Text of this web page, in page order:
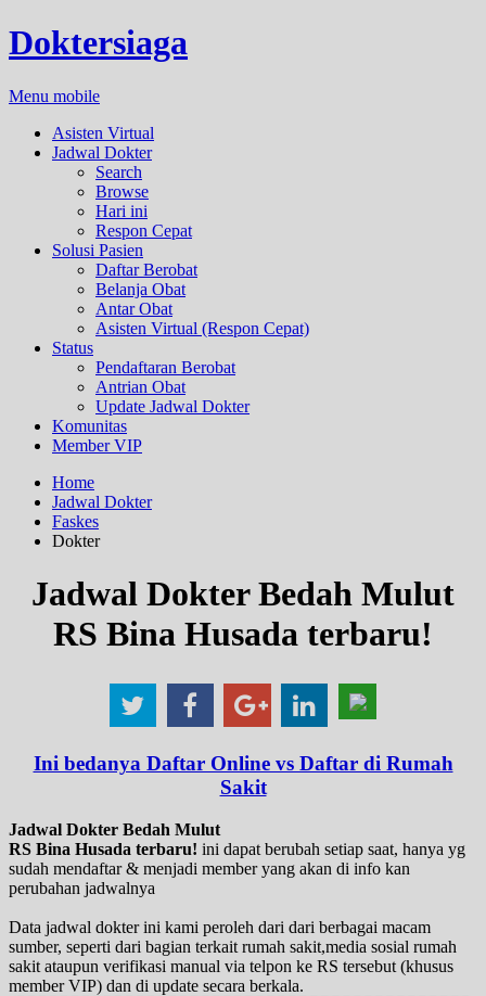
Doktersiaga
Menu mobile
Asisten Virtual
Jadwal Dokter
Search
Browse
Hari ini
Respon Cepat
Solusi Pasien
Daftar Berobat
Belanja Obat
Antar Obat
Asisten Virtual (Respon Cepat)
Status
Pendaftaran Berobat
Antrian Obat
Update Jadwal Dokter
Komunitas
Member VIP
Home
Jadwal Dokter
Faskes
Dokter
Jadwal Dokter Bedah Mulut
RS Bina Husada terbaru!
Ini bedanya Daftar Online vs Daftar di Rumah
Sakit
Jadwal Dokter Bedah Mulut
RS Bina Husada terbaru! ini dapat berubah setiap saat, hanya yg
sudah mendaftar & menjadi member yang akan di info kan
perubahan jadwalnya
Data jadwal dokter ini kami peroleh dari dari berbagai macam
sumber, seperti dari bagian terkait rumah sakit,media sosial rumah
sakit ataupun verifikasi manual via telpon ke RS tersebut (khusus
member VIP) dan di update secara berkala.